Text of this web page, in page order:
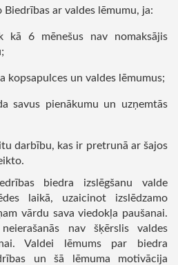
Biedrības ar valdes lēmumu, ja:
kā 6 mēnešus nav nomaksājis
kopsapulces un valdes lēmumus;
savus pienākumu un uzņemtās
darbību, kas ir pretrunā ar šajos
biedra izslēgšanu valde
laikā, uzaicinot izslēdzamo
vārdu sava viedokļa paušanai.
nav šķērslis valdes
Valdei lēmums par biedra
un šā lēmuma motivācija